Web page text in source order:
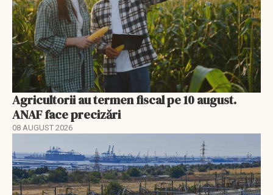
Agricultorii au termen fiscal pe 10 august.
ANAF face precizări
08 AUGUST 2026